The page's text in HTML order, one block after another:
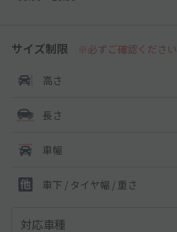
サイズ制限 ※必ずご確認ください
高さ
長さ
車幅
車下 / タイヤ幅 / 重さ
対応車種